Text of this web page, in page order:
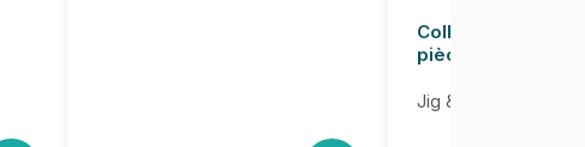
Colle pour Puzzle
pièces
Jig & Puz